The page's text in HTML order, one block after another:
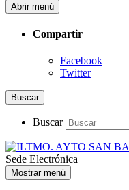
Abrir menú
Compartir
Facebook
Twitter
Buscar
Buscar
Sede Electrónica
Mostrar menú